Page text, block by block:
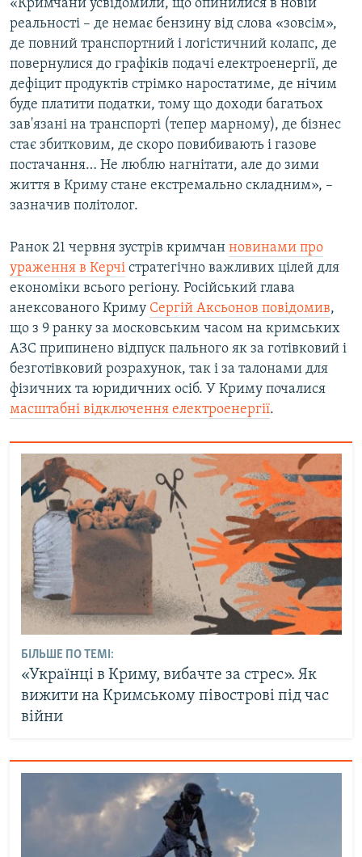
«Кримчани усвідомили, що опинилися в новій
реальності – де немає бензину від слова «зовсім»,
де повний транспортний і логістичний колапс, де
повернулися до графіків подачі електроенергії, де
дефіцит продуктів стрімко наростатиме, де нічим
буде платити податки, тому що доходи багатьох
зав'язані на транспорті (тепер марному), де бізнес
стає збитковим, де скоро повибивають і газове
постачання… Не люблю нагнітати, але до зими
життя в Криму стане екстремально складним», –
зазначив політолог.
Ранок 21 червня зустрів кримчан новинами про
ураження в Керчі стратегічно важливих цілей для
економіки всього регіону. Російський глава
анексованого Криму Сергій Аксьонов повідомив,
що з 9 ранку за московським часом на кримських
АЗС припинено відпуск пального як за готівковий і
безготівковий розрахунок, так і за талонами для
фізичних та юридичних осіб. У Криму почалися
масштабні відключення електроенергії.
БІЛЬШЕ ПО ТЕМІ:
«Українці в Криму, вибачте за стрес». Як
вижити на Кримському півострові під час
війни